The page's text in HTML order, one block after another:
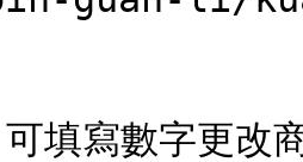
寫數字更改